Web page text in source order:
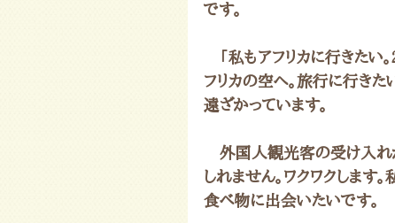
です。
「私もアフリカに行きたい
フリカの空へ。旅行に行き
遠ざかっています。
外国人観光客の受け入れ
しれません。ワクワクします
食べ物に出会いたいです。